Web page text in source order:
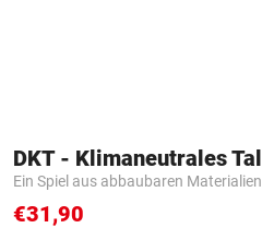
Ein Spiel aus abbaubaren Materialien
€31,90